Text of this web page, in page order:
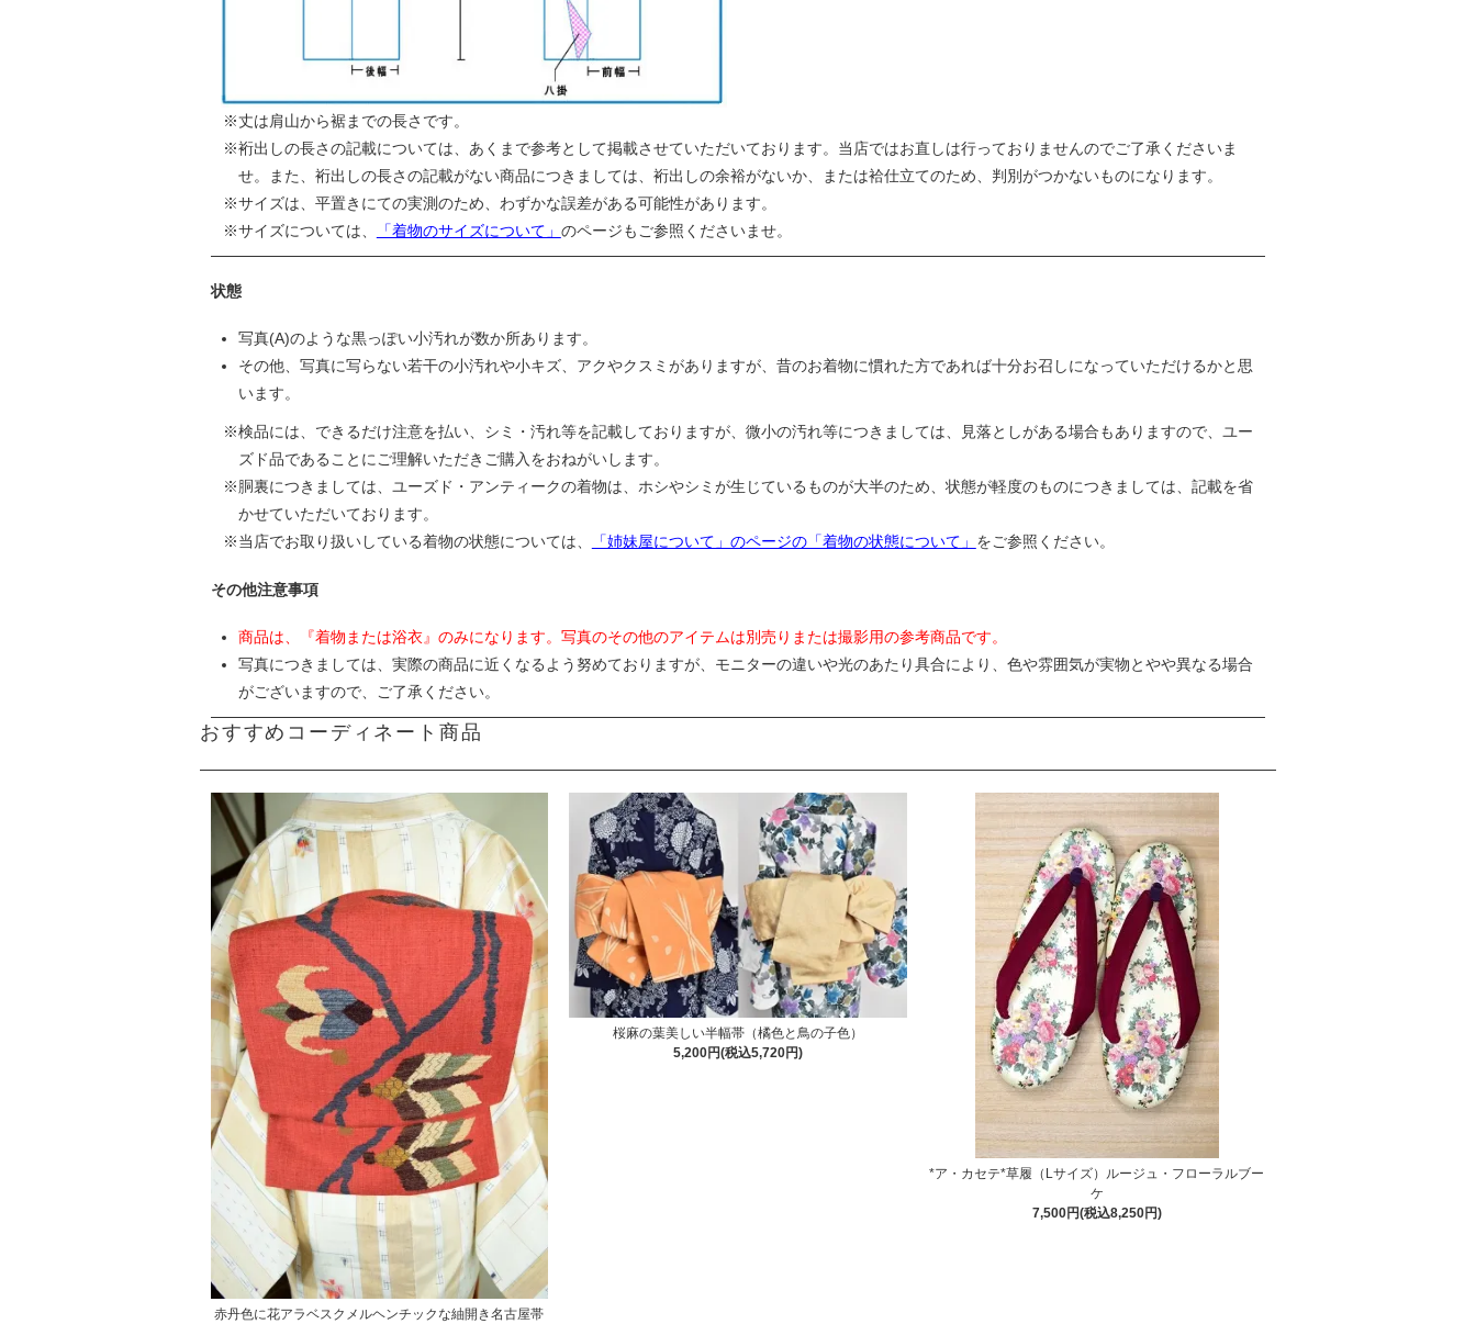
丈は肩山から裾までの長さです。
裄出しの長さの記載については、あくまで参考として掲載させていただいております。当店ではお直しは行っておりませんのでご了承くださいま
せ。また、裄出しの長さの記載がない商品につきましては、裄出しの余裕がないか、または袷仕立てのため、判別がつかないものになります。
サイズは、平置きにての実測のため、わずかな誤差がある可能性があります。
サイズについては、
「着物のサイズについて」 のページもご参照くださいませ。
状態
写真(A)のような黒っぽい小汚れが数か所あります。
その他、写真に写らない若干の小汚れや小キズ、アクやクスミがありますが、昔のお着物に慣れた方であれば十分お召しになっていただけるかと思
います。
検品には、できるだけ注意を払い、シミ・汚れ等を記載しておりますが、微小の汚れ等につきましては、見落としがある場合もありますので、ユー
ズド品であることにご理解いただきご購入をおねがいします。
胴裏につきましては、ユーズド・アンティークの着物は、ホシやシミが生じているものが大半のため、状態が軽度のものにつきましては、記載を省
かせていただいております。
当店でお取り扱いしている着物の状態については、
「姉妹屋について」のページの「着物の状態について」 をご参照ください。
その他注意事項
商品は、『着物または浴衣』のみになります。写真のその他のアイテムは別売りまたは撮影用の参考商品です。
写真につきましては、実際の商品に近くなるよう努めておりますが、モニターの違いや光のあたり具合により、色や雰囲気が実物とやや異なる場合
がございますので、ご了承ください。
おすすめコーディネート商品
赤丹色に花アラベスクメルヘンチックな紬開き名古屋帯
桜麻の葉美しい半幅帯（橘色と鳥の子色）
5,200円(税込5,720円)
*ア・カセテ*草履（Lサイズ）ルージュ・フローラルブー
ケ
7,500円(税込8,250円)